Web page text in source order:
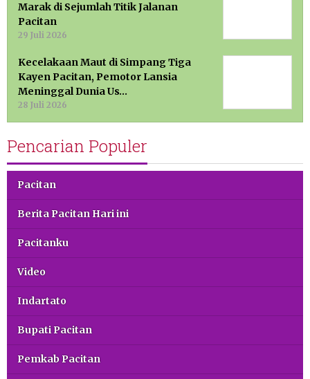
Marak di Sejumlah Titik Jalanan
Pacitan
29 Juli 2026
Kecelakaan Maut di Simpang Tiga
Kayen Pacitan, Pemotor Lansia
Meninggal Dunia Us…
28 Juli 2026
Pencarian Populer
Pacitan
Berita Pacitan Hari ini
Pacitanku
Video
Indartato
Bupati Pacitan
Pemkab Pacitan